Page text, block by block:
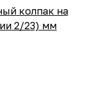
колпак на
2/23) мм